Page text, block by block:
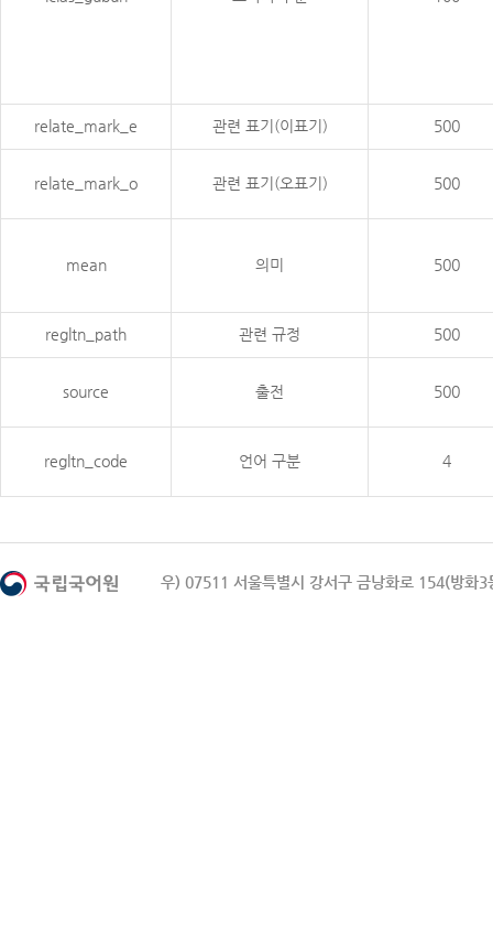
relate_mark_e 관련 표기(이표기) 500
relate_mark_o 관련 표기(오표기) 500
mean 의미 500
regltn_path 관련 규정 500
source 출전 500
regltn_code 언어 구분 4
우) 07511 서울특별시 강서구 금낭화로 154(방화3